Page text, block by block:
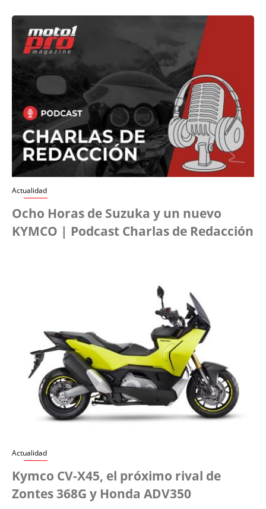
Actualidad
Ocho Horas de Suzuka y un nuevo
KYMCO | Podcast Charlas de Redacción
Actualidad
Kymco CV-X45, el próximo rival de
Zontes 368G y Honda ADV350